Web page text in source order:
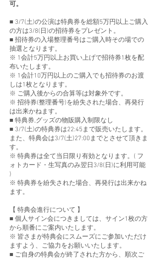
可。
■ 3/7(土)の公演は特典券を総額5万円以上ご購入
の方は3/8(日)の招待券をプレゼント。
■ 招待券の入場整理番号はご購入時その場での
抽選となります。
※ 1会計5万円以上お買い上げで招待券1枚を配
布いたします。
※ 1会計10万円以上のご購入でも招待券のお渡
しは1枚となります。
※ ご購入後からの合算等は対象外です。
※ 招待券(整理番号)を紛失された場合、再発行
は出来かねます。
■ 特典券,グッズの物販購入制限なし
■ 3/7(土)の特典券は22:45まで販売いたします。
また、特典会は3/7(土)27:00までとさせて頂きま
す。
※ 特典券は全て当日限り有効となります。( フ
ォトカード・生写真のみ翌日3/8(日)に利用可能
)
※ 特典券を紛失された場合、再発行は出来かね
ます。
【 特典会進行について 】
■ 個人サイン会につきましては、サイン1枚の方
から順番にご案内いたします。
※ 皆さまが特典会にスムーズにご参加いただけ
ますよう、ご協力をお願いいたします。
■ ご自身の特典会が終了された方から、順次ご